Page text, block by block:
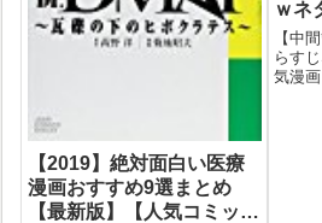
【2019】絶対面白い医療
漫画おすすめ9選まとめ
【最新版】【人気コミッ
ｗネ
ュ
め】
【中
らす
気漫